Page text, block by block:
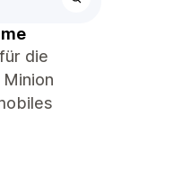
die